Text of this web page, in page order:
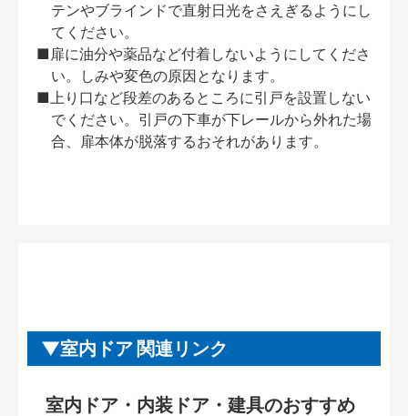
テンやブラインドで直射日光をさえぎるようにし
てください。
■扉に油分や薬品など付着しないようにしてくださ
い。しみや変色の原因となります。
■上り口など段差のあるところに引戸を設置しない
でください。引戸の下車が下レールから外れた場
合、扉本体が脱落するおそれがあります。
室内ドア 関連リンク
室内ドア・内装ドア・建具のおすすめ